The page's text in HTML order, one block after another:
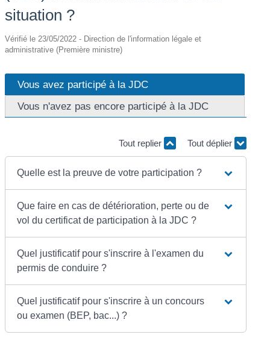
situation ?
Vérifié le 23/05/2022 - Direction de l'information légale et
administrative (Première ministre)
Vous avez participé à la JDC
Vous n'avez pas encore participé à la JDC
Tout replier Tout déplier
Quelle est la preuve de votre participation ?
Que faire en cas de détérioration, perte ou de
vol du certificat de participation à la JDC ?
Quel justificatif pour s'inscrire à l'examen du
permis de conduire ?
Quel justificatif pour s'inscrire à un concours
ou examen (BEP, bac...) ?